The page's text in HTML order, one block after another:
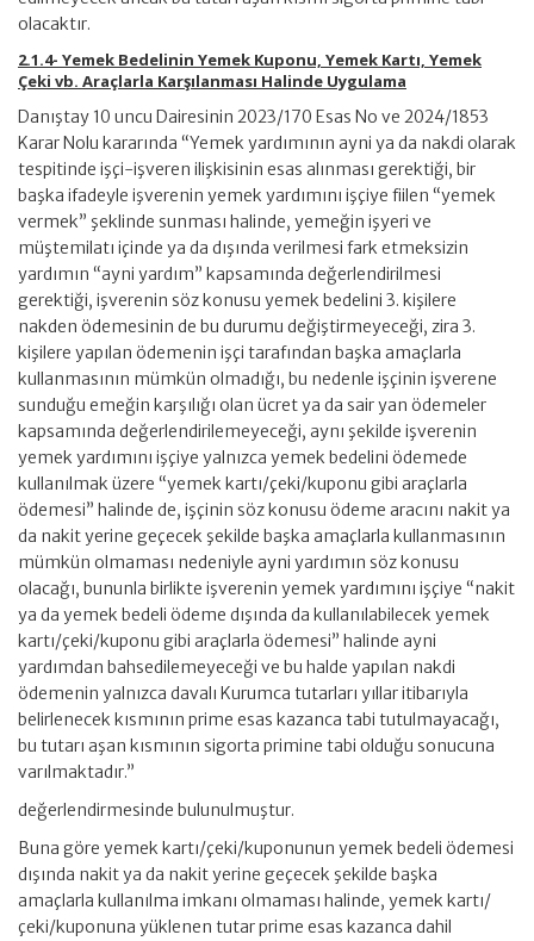
olacaktır.
2.1.4- Yemek Bedelinin Yemek Kuponu, Yemek Kartı, Yemek
Çeki vb. Araçlarla Karşılanması Halinde Uygulama
Danıştay 10 uncu Dairesinin 2023/170 Esas No ve 2024/1853
Karar Nolu kararında “Yemek yardımının ayni ya da nakdi olarak
tespitinde işçi-işveren ilişkisinin esas alınması gerektiği, bir
başka ifadeyle işverenin yemek yardımını işçiye fiilen “yemek
vermek” şeklinde sunması halinde, yemeğin işyeri ve
müştemilatı içinde ya da dışında verilmesi fark etmeksizin
yardımın “ayni yardım” kapsamında değerlendirilmesi
gerektiği, işverenin söz konusu yemek bedelini 3. kişilere
nakden ödemesinin de bu durumu değiştirmeyeceği, zira 3.
kişilere yapılan ödemenin işçi tarafından başka amaçlarla
kullanmasının mümkün olmadığı, bu nedenle işçinin işverene
sunduğu emeğin karşılığı olan ücret ya da sair yan ödemeler
kapsamında değerlendirilemeyeceği, aynı şekilde işverenin
yemek yardımını işçiye yalnızca yemek bedelini ödemede
kullanılmak üzere “yemek kartı/çeki/kuponu gibi araçlarla
ödemesi” halinde de, işçinin söz konusu ödeme aracını nakit ya
da nakit yerine geçecek şekilde başka amaçlarla kullanmasının
mümkün olmaması nedeniyle ayni yardımın söz konusu
olacağı, bununla birlikte işverenin yemek yardımını işçiye “nakit
ya da yemek bedeli ödeme dışında da kullanılabilecek yemek
kartı/çeki/kuponu gibi araçlarla ödemesi” halinde ayni
yardımdan bahsedilemeyeceği ve bu halde yapılan nakdi
ödemenin yalnızca davalı Kurumca tutarları yıllar itibarıyla
belirlenecek kısmının prime esas kazanca tabi tutulmayacağı,
bu tutarı aşan kısmının sigorta primine tabi olduğu sonucuna
varılmaktadır.”
değerlendirmesinde bulunulmuştur.
Buna göre yemek kartı/çeki/kuponunun yemek bedeli ödemesi
dışında nakit ya da nakit yerine geçecek şekilde başka
amaçlarla kullanılma imkanı olmaması halinde, yemek kartı/
çeki/kuponuna yüklenen tutar prime esas kazanca dahil